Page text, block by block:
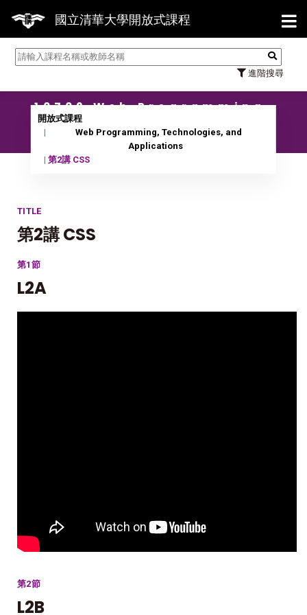
國立清華大學開放式課程
進階搜尋
【7/31】114學年度第2學期
10702 Web Programming,
Technologies, and
開放式課程
Web Programming, Technologies, and
Applications
第2講 CSS
TITLE
第2講 CSS
第1節
L2A
第2節
L2B